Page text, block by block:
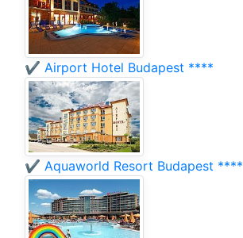
✔️ Airport Hotel Budapest ****
✔️ Aquaworld Resort Budapest ****